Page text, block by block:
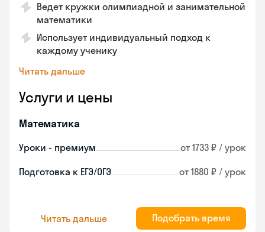
Ведет кружки олимпиадной и занимательной
математики
Использует индивидуальный подход к
каждому ученику
Читать дальше
Услуги и цены
Математика
Уроки - премиум от 1733 ₽ / урок
Подготовка к ЕГЭ/ОГЭ от 1880 ₽ / урок
Читать дальше Подобрать время